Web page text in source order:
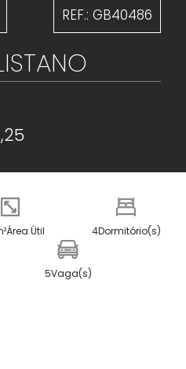
REF.: GB40486
Área Útil 4Dormitório(s)
5Vaga(s)